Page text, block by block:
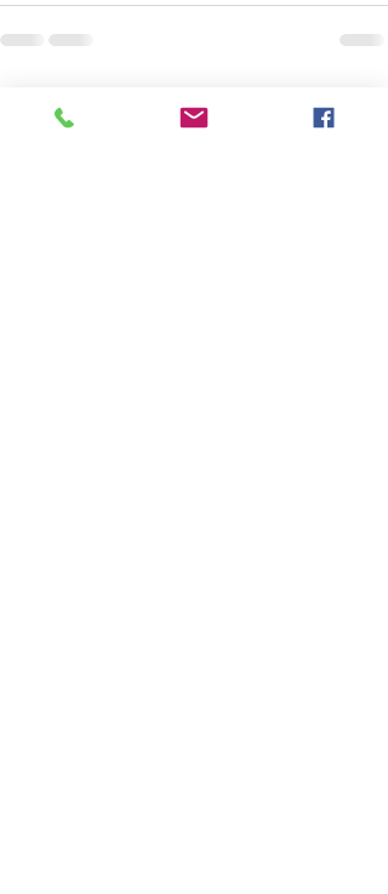
最新記事 すべて表示